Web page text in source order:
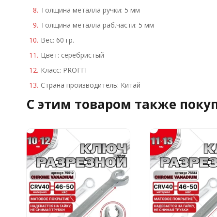
Толщина металла ручки: 5 мм
Толщина металла раб.части: 5 мм
Вес: 60 гр.
Цвет: серебристый
Класс: PROFFI
Страна производитель: Китай
C этим товаром также